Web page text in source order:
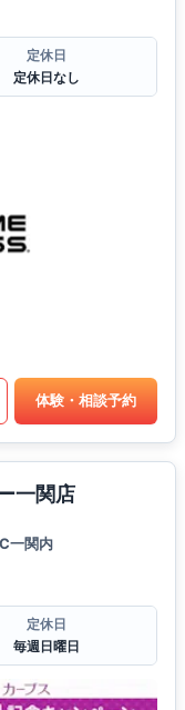
定休日
定休日なし
体験・相談予約
一関店
一関内
定休日
毎週日曜日